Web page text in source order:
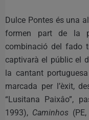
Dulce Pontes és una
formen part de la
combinació del fado
captivarà el públic el
la cantant
marcada per l’èxit,
“Lusitana Paixâo”,
1993), Caminhos